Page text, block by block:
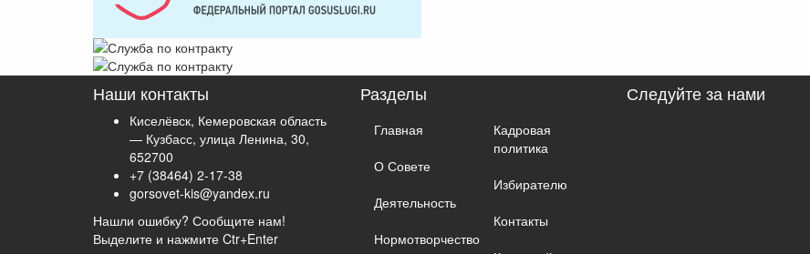
Наши контакты
Киселёвск, Кемеровская область
— Кузбасс, улица Ленина, 30,
652700
+7 (38464) 2-17-38
gorsovet-kis@yandex.ru
Нашли ошибку? Сообщите нам!
Выделите и нажмите Ctr+Enter
Разделы
Главная
О Совете
Деятельность
Нормотворчество
Кадровая
политика
Избирателю
Контакты
Следуйте за нами